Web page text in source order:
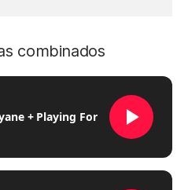
combinados
+ Playing For